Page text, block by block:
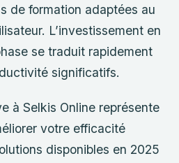
de formation adaptées au
L’investissement en
se traduit rapidement
significatifs.
à Selkis Online représente
votre efficacité
disponibles en 2025